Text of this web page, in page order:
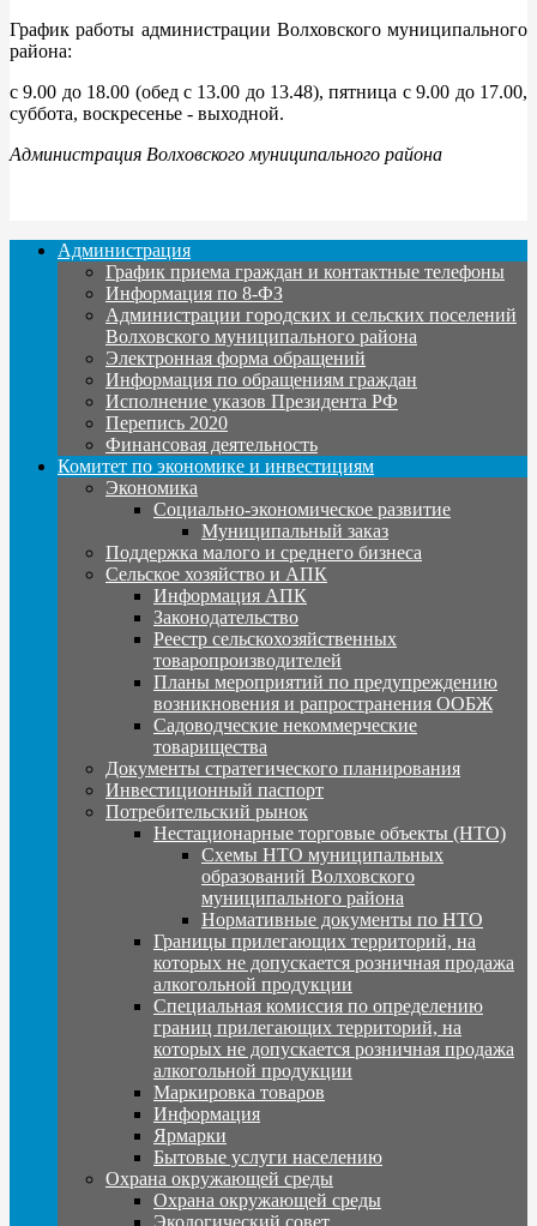
График работы администрации Волховского муниципального
района:
с 9.00 до 18.00 (обед с 13.00 до 13.48), пятница с 9.00 до 17.00,
суббота, воскресенье - выходной.
Администрация Волховского муниципального района
Администрация
График приема граждан и контактные телефоны
Информация по 8-ФЗ
Администрации городских и сельских поселений
Волховского муниципального района
Электронная форма обращений
Информация по обращениям граждан
Исполнение указов Президента РФ
Перепись 2020
Финансовая деятельность
Комитет по экономике и инвестициям
Экономика
Социально-экономическое развитие
Муниципальный заказ
Поддержка малого и среднего бизнеса
Сельское хозяйство и АПК
Информация АПК
Законодательство
Реестр сельскохозяйственных
товаропроизводителей
Планы мероприятий по предупреждению
возникновения и рапространения ООБЖ
Садоводческие некоммерческие
товарищества
Документы стратегического планирования
Инвестиционный паспорт
Потребительский рынок
Нестационарные торговые объекты (НТО)
Схемы НТО муниципальных
образований Волховского
муниципального района
Нормативные документы по НТО
Границы прилегающих территорий, на
которых не допускается розничная продажа
алкогольной продукции
Специальная комиссия по определению
границ прилегающих территорий, на
которых не допускается розничная продажа
алкогольной продукции
Маркировка товаров
Информация
Ярмарки
Бытовые услуги населению
Охрана окружающей среды
Охрана окружающей среды
Экологический совет